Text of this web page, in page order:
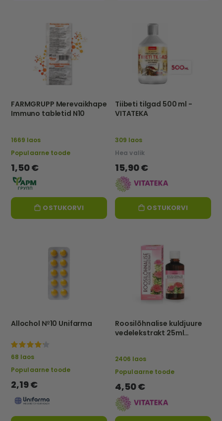
FARMGRUPP Merevaikhape
Immuno tabletid N10
1669 laos
Populaarne toode
1,50 €
OSTUKORVI
Tiibeti tilgad 500 ml -
VITATEKA
309 laos
Hea valik
15,90 €
OSTUKORVI
Allochol №10 Unifarma
100%
68 laos
Populaarne toode
2,19 €
Roosilõhnalise kuldjuure
vedelekstrakt 25ml
2406 laos
Populaarne toode
4,50 €